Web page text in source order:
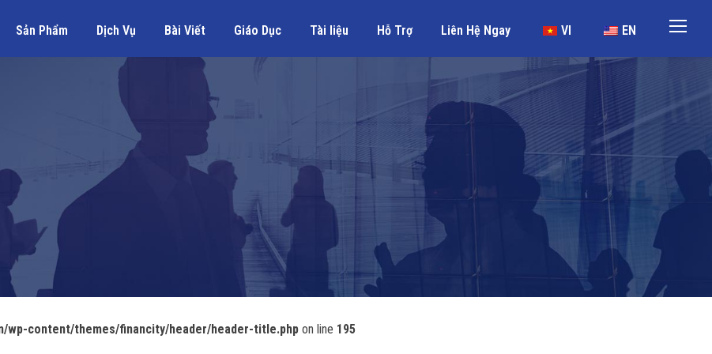
Sản Phẩm Dịch Vụ Bài Viết Giáo Dục Tài liệu Hỗ Trợ Liên Hệ Ngay VI EN
wp-content/themes/financity/header/header-title.php on line 195